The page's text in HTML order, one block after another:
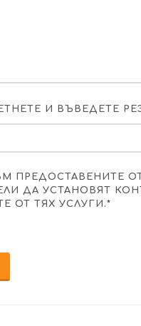
И ВЪВЕДЕТЕ
ПРЕДОСТАВЕНИТЕ
ДА УСТАНОВЯТ
ОТ ТЯХ УСЛУГИ.*